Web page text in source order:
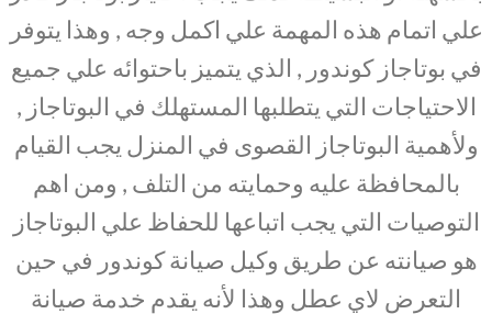
علي اتمام هذه المهمة علي اكمل وجه , وهذا يتوفر
في بوتاجاز كوندور , الذي يتميز باحتوائه علي جميع
الاحتياجات التي يتطلبها المستهلك في البوتاجاز ,
ولأهمية البوتاجاز القصوى في المنزل يجب القيام
بالمحافظة عليه وحمايته من التلف , ومن اهم
التوصيات التي يجب اتباعها للحفاظ علي البوتاجاز
هو صيانته عن طريق وكيل صيانة كوندور في حين
التعرض لاي عطل وهذا لأنه يقدم خدمة صيانة